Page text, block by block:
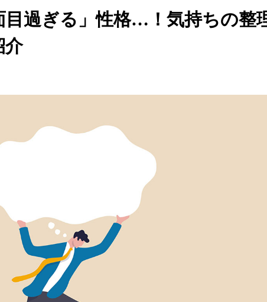
過ぎる」性格…！気持ちの整
介